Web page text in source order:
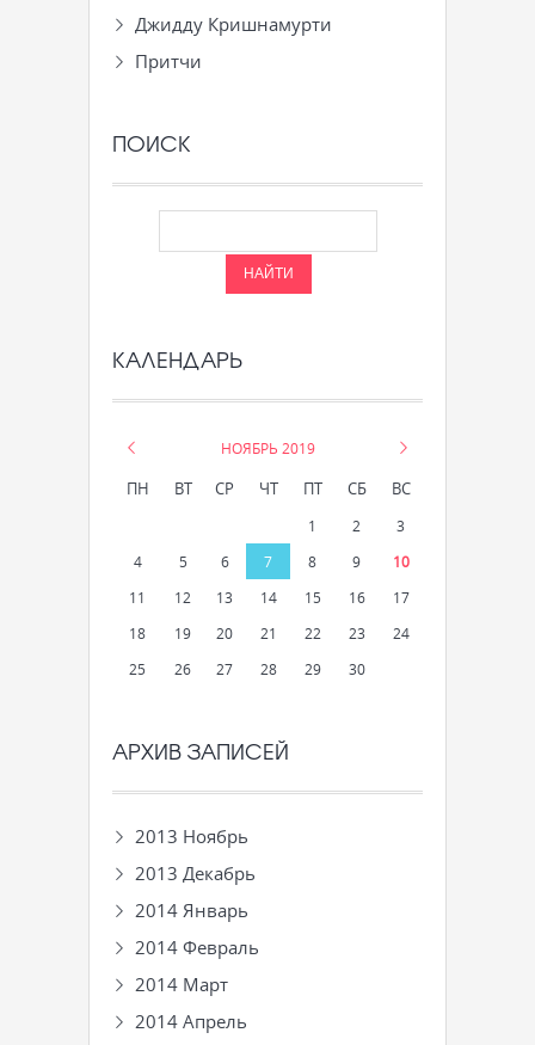
Джидду Кришнамурти
Притчи
ПОИСК
КАЛЕНДАРЬ
НОЯБРЬ 2019
ПН ВТ СР ЧТ ПТ СБ ВС
1 2
3
4
5 6 7 8 9
10
11
12 13 14 15 16
17
18
19 20 21 22 23
24
25
26 27 28 29 30
АРХИВ ЗАПИСЕЙ
2013 Ноябрь
2013 Декабрь
2014 Январь
2014 Февраль
2014 Март
2014 Апрель